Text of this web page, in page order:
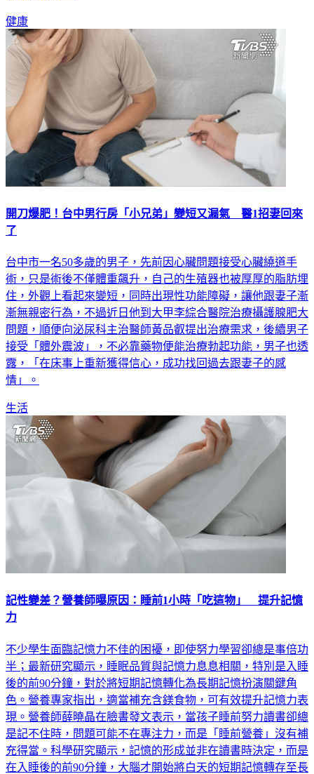
健康
開刀爆肥！台中男行房「小兄弟」變短又漏氣 醫1招妻回來
了
台中市一名50多歲的男子，先前因心臟問題接受心臟繞道手
術，只是術後不僅體重飆升，自己的生殖器也被厚厚的脂肪埋
住，外觀上看起來變短，同時出現性功能障礙，讓他跟妻子漸
漸無親密行為，不過近日他到大甲李綜合醫院治療攝護腺肥大
問題，順便向泌尿科主治醫師黃品叡提出治療需求，後續男子
接受「體外震波」，不必靠藥物便能治療勃起功能，男子也透
露，「在床事上重新獲得信心，成功找回過去跟妻子的感
情」。
生活
記性變差？營養師曝原因：睡前1小時「吃這物」 提升記憶
力
不少學生面臨記憶力不佳的困擾，即使努力學習卻總是事倍功
半；最新研究顯示，睡眠品質與記憶力息息相關，特別是入睡
後的前90分鐘，對於將短期記憶轉化為長期記憶扮演關鍵角
色。營養專家指出，適當補充含鎂食物，可有效提升記憶力表
現。營養師薛曉晶在臉書發文表示，當孩子睡前努力讀書卻總
是記不住時，問題可能不在專注力，而是「睡前營養」沒有補
充得當。科學研究顯示，記憶的形成並非在讀書時決定，而是
在入睡後的前90分鐘，大腦才開始將白天的短期記憶轉存至長